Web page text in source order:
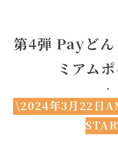
第4弾 Payど
ミアム
・
\2024年3月22日